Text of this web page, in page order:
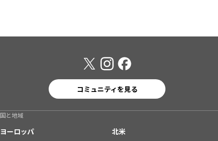
コミュニティを見る
国と地域
ヨーロッパ
北米